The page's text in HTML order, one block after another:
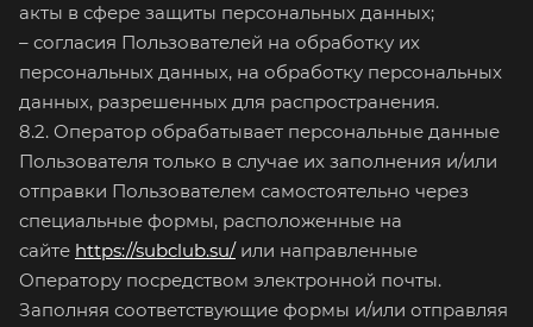
акты в сфере защиты персональных данных;
– согласия Пользователей на обработку их
персональных данных, на обработку персональных
данных, разрешенных для распространения.
8.2. Оператор обрабатывает персональные данные
Пользователя только в случае их заполнения и/или
отправки Пользователем самостоятельно через
специальные формы, расположенные на
сайте https://subclub.su/или направленные
Оператору посредством электронной почты.
Заполняя соответствующие формы и/или отправляя